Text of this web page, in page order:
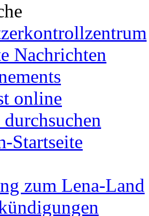
Nachrichten
online
Startseite
zum Lena-Land